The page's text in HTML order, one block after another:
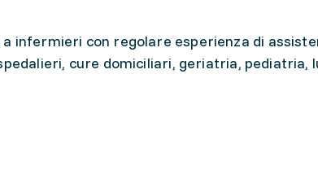
infermieri con regolare esperienza di
cure domiciliari, geriatria, pediatria,